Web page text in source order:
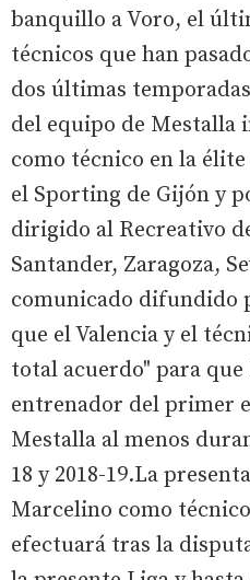
banquillo a Voro, el
técnicos que han
dos últimas
del equipo de Mestalla
como técnico en la
el Sporting de Gijón y
dirigido al Recreativo
Santander, Zaragoza,
comunicado difundido
que el Valencia y el
total acuerdo" para
entrenador del primer
Mestalla al menos
18 y 2018-19.La
Marcelino como
efectuará tras la